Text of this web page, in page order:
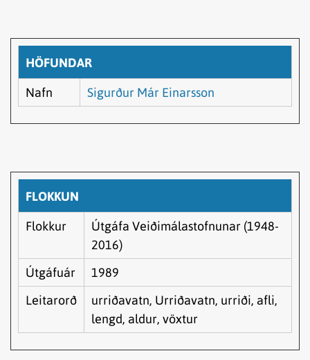
HÖFUNDAR
Nafn Sigurður Már Einarsson
FLOKKUN
Flokkur
Útgáfa Veiðimálastofnunar (1948-
2016)
Útgáfuár
1989
Leitarorð
urriðavatn, Urriðavatn, urriði, afli,
lengd, aldur, vöxtur